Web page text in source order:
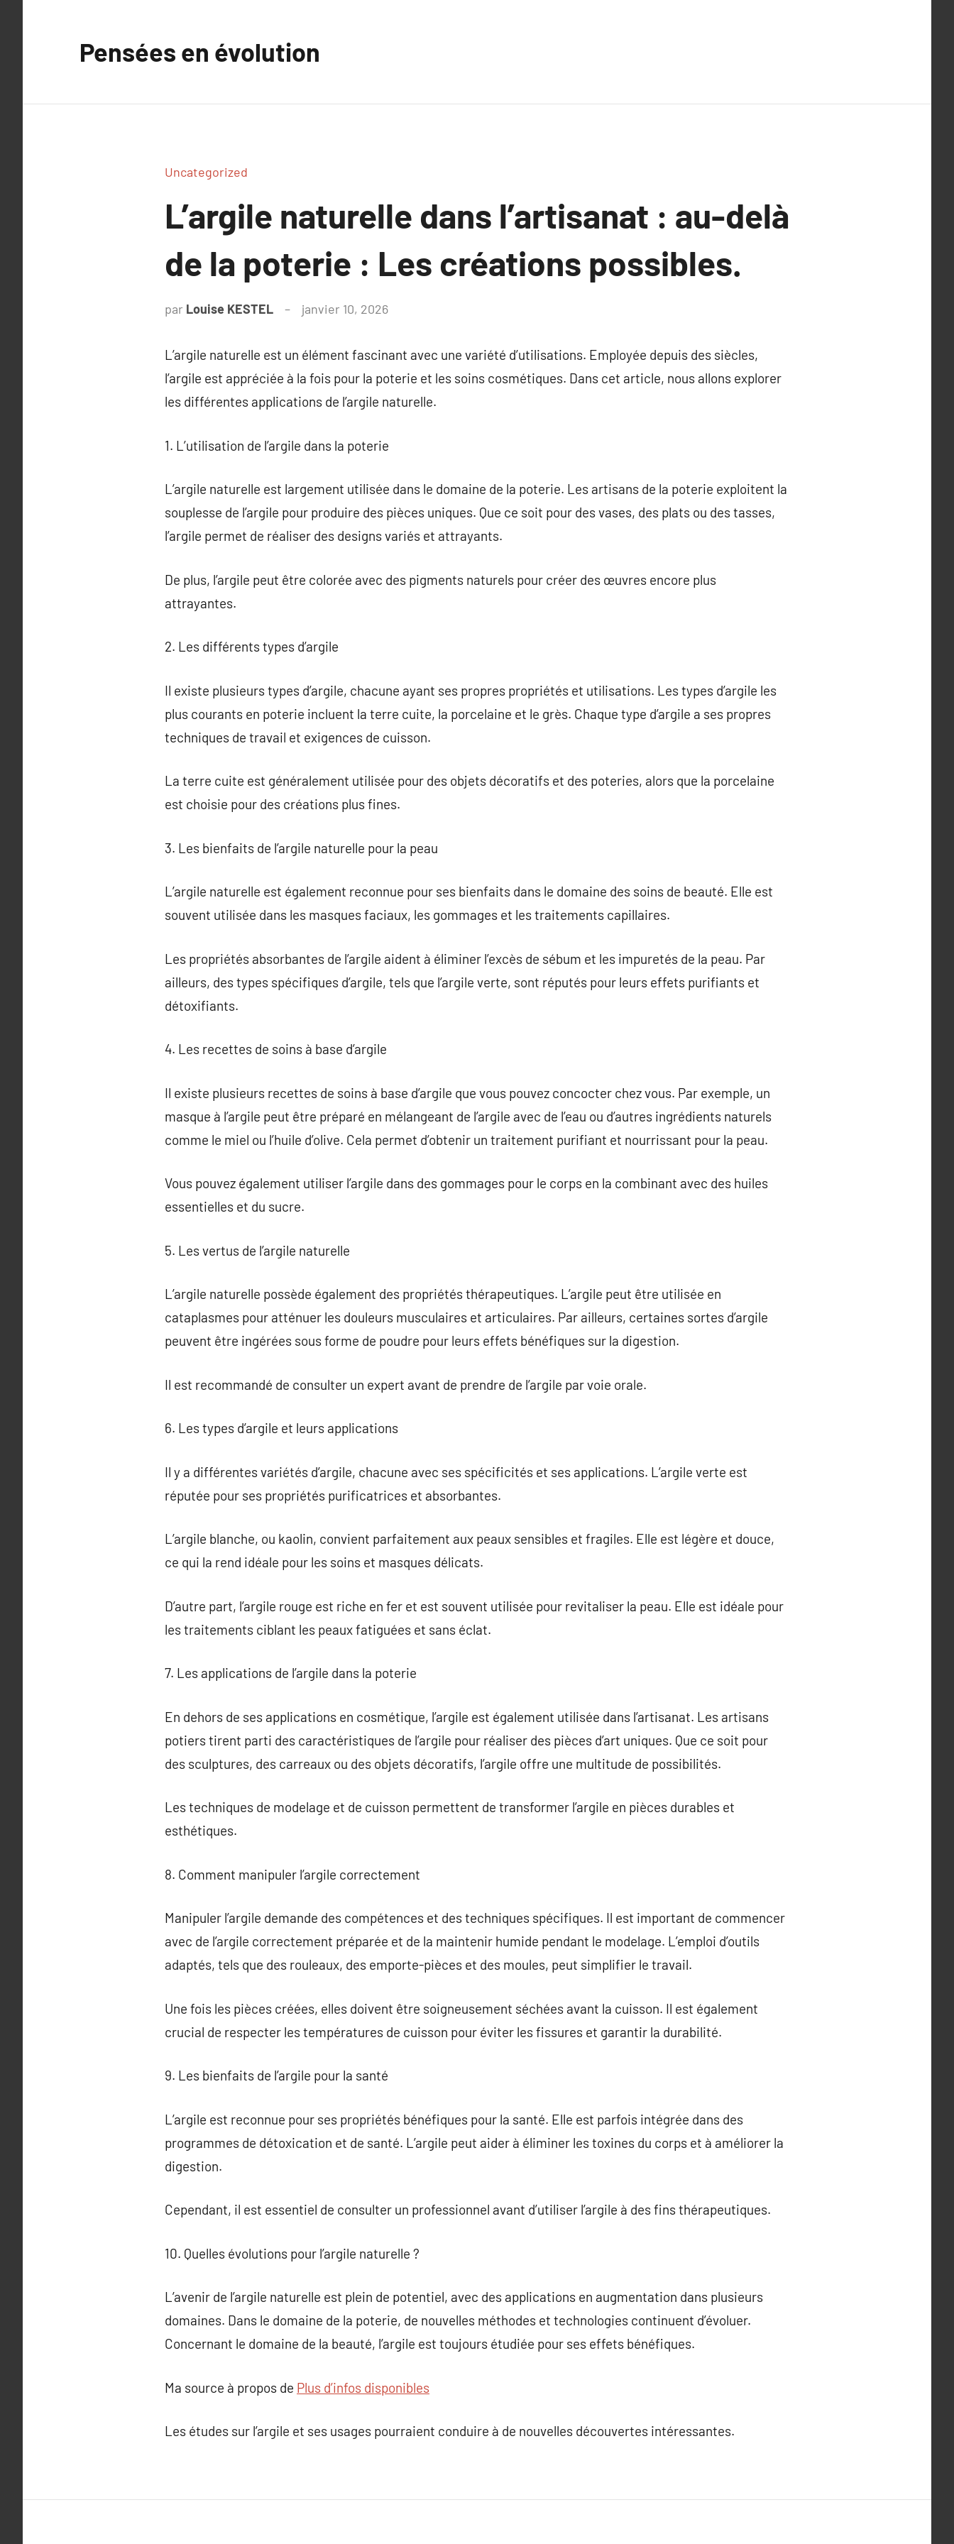
Pensées en évolution
Uncategorized
L’argile naturelle dans l’artisanat : au-delà
de la poterie : Les créations possibles.
par Louise KESTEL janvier 10, 2026
L’argile naturelle est un élément fascinant avec une variété d’utilisations. Employée depuis des siècles,
l’argile est appréciée à la fois pour la poterie et les soins cosmétiques. Dans cet article, nous allons explorer
les différentes applications de l’argile naturelle.
1. L’utilisation de l’argile dans la poterie
L’argile naturelle est largement utilisée dans le domaine de la poterie. Les artisans de la poterie exploitent la
souplesse de l’argile pour produire des pièces uniques. Que ce soit pour des vases, des plats ou des tasses,
l’argile permet de réaliser des designs variés et attrayants.
De plus, l’argile peut être colorée avec des pigments naturels pour créer des œuvres encore plus
attrayantes.
2. Les différents types d’argile
Il existe plusieurs types d’argile, chacune ayant ses propres propriétés et utilisations. Les types d’argile les
plus courants en poterie incluent la terre cuite, la porcelaine et le grès. Chaque type d’argile a ses propres
techniques de travail et exigences de cuisson.
La terre cuite est généralement utilisée pour des objets décoratifs et des poteries, alors que la porcelaine
est choisie pour des créations plus fines.
3. Les bienfaits de l’argile naturelle pour la peau
L’argile naturelle est également reconnue pour ses bienfaits dans le domaine des soins de beauté. Elle est
souvent utilisée dans les masques faciaux, les gommages et les traitements capillaires.
Les propriétés absorbantes de l’argile aident à éliminer l’excès de sébum et les impuretés de la peau. Par
ailleurs, des types spécifiques d’argile, tels que l’argile verte, sont réputés pour leurs effets purifiants et
détoxifiants.
4. Les recettes de soins à base d’argile
Il existe plusieurs recettes de soins à base d’argile que vous pouvez concocter chez vous. Par exemple, un
masque à l’argile peut être préparé en mélangeant de l’argile avec de l’eau ou d’autres ingrédients naturels
comme le miel ou l’huile d’olive. Cela permet d’obtenir un traitement purifiant et nourrissant pour la peau.
Vous pouvez également utiliser l’argile dans des gommages pour le corps en la combinant avec des huiles
essentielles et du sucre.
5. Les vertus de l’argile naturelle
L’argile naturelle possède également des propriétés thérapeutiques. L’argile peut être utilisée en
cataplasmes pour atténuer les douleurs musculaires et articulaires. Par ailleurs, certaines sortes d’argile
peuvent être ingérées sous forme de poudre pour leurs effets bénéfiques sur la digestion.
Il est recommandé de consulter un expert avant de prendre de l’argile par voie orale.
6. Les types d’argile et leurs applications
Il y a différentes variétés d’argile, chacune avec ses spécificités et ses applications. L’argile verte est
réputée pour ses propriétés purificatrices et absorbantes.
L’argile blanche, ou kaolin, convient parfaitement aux peaux sensibles et fragiles. Elle est légère et douce,
ce qui la rend idéale pour les soins et masques délicats.
D’autre part, l’argile rouge est riche en fer et est souvent utilisée pour revitaliser la peau. Elle est idéale pour
les traitements ciblant les peaux fatiguées et sans éclat.
7. Les applications de l’argile dans la poterie
En dehors de ses applications en cosmétique, l’argile est également utilisée dans l’artisanat. Les artisans
potiers tirent parti des caractéristiques de l’argile pour réaliser des pièces d’art uniques. Que ce soit pour
des sculptures, des carreaux ou des objets décoratifs, l’argile offre une multitude de possibilités.
Les techniques de modelage et de cuisson permettent de transformer l’argile en pièces durables et
esthétiques.
8. Comment manipuler l’argile correctement
Manipuler l’argile demande des compétences et des techniques spécifiques. Il est important de commencer
avec de l’argile correctement préparée et de la maintenir humide pendant le modelage. L’emploi d’outils
adaptés, tels que des rouleaux, des emporte-pièces et des moules, peut simplifier le travail.
Une fois les pièces créées, elles doivent être soigneusement séchées avant la cuisson. Il est également
crucial de respecter les températures de cuisson pour éviter les fissures et garantir la durabilité.
9. Les bienfaits de l’argile pour la santé
L’argile est reconnue pour ses propriétés bénéfiques pour la santé. Elle est parfois intégrée dans des
programmes de détoxication et de santé. L’argile peut aider à éliminer les toxines du corps et à améliorer la
digestion.
Cependant, il est essentiel de consulter un professionnel avant d’utiliser l’argile à des fins thérapeutiques.
10. Quelles évolutions pour l’argile naturelle ?
L’avenir de l’argile naturelle est plein de potentiel, avec des applications en augmentation dans plusieurs
domaines. Dans le domaine de la poterie, de nouvelles méthodes et technologies continuent d’évoluer.
Concernant le domaine de la beauté, l’argile est toujours étudiée pour ses effets bénéfiques.
Ma source à propos de Plus d’infos disponibles
Les études sur l’argile et ses usages pourraient conduire à de nouvelles découvertes intéressantes.